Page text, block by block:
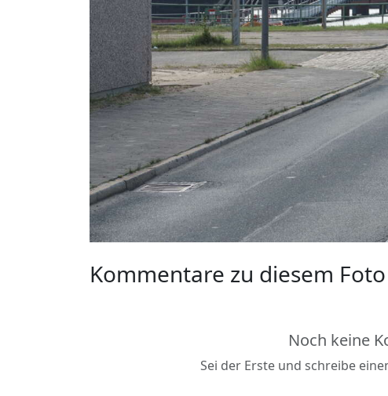
Kommentare zu diesem Foto
Noch keine
Sei der Erste und schreibe